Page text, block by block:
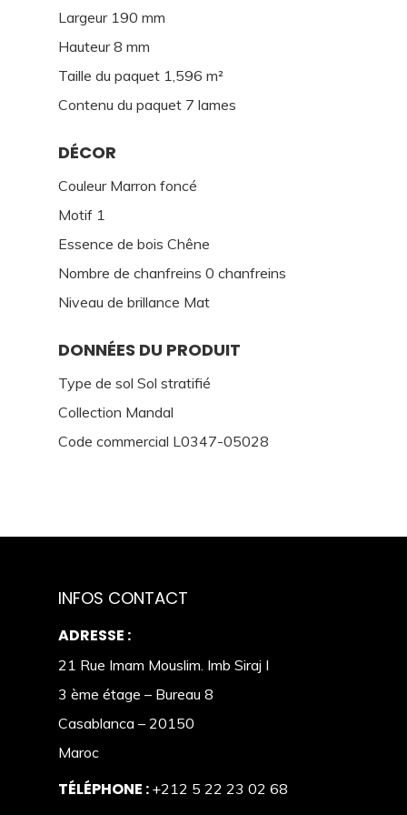
Largeur 190 mm
Hauteur 8 mm
Taille du paquet 1,596 m²
Contenu du paquet 7 lames
DÉCOR
Couleur Marron foncé
Motif 1
Essence de bois Chêne
Nombre de chanfreins 0 chanfreins
Niveau de brillance Mat
DONNÉES DU PRODUIT
Type de sol Sol stratifié
Collection Mandal
Code commercial L0347-05028
INFOS CONTACT
ADRESSE :
21 Rue Imam Mouslim. Imb Siraj I
3 ème étage – Bureau 8
Casablanca – 20150
Maroc
TÉLÉPHONE : +212 5 22 23 02 68